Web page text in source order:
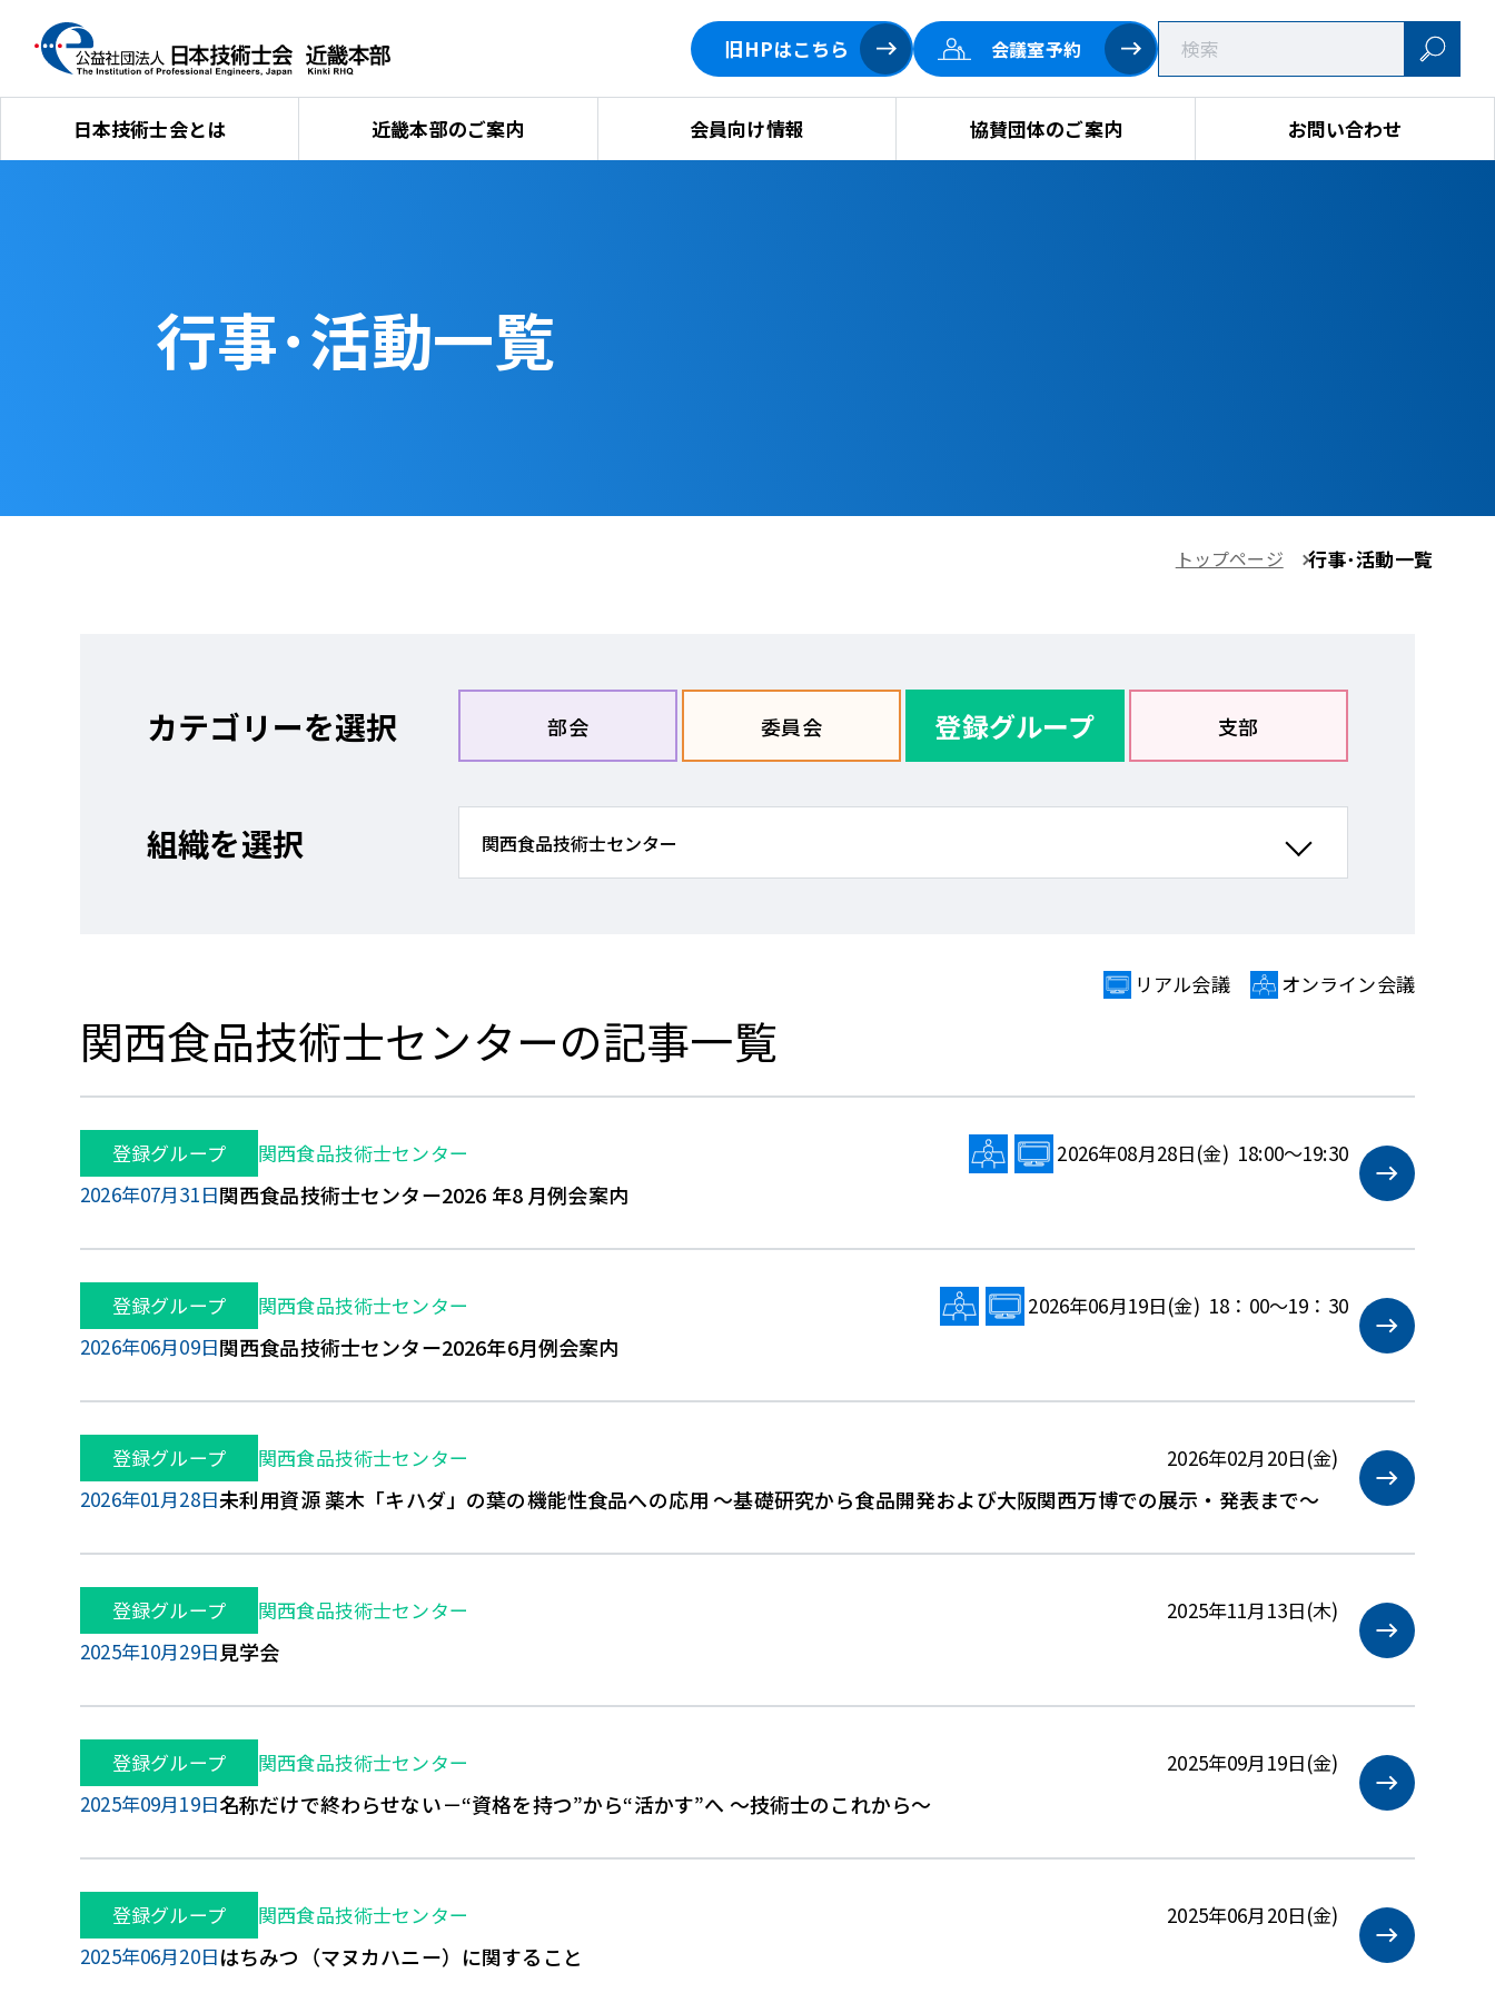
旧HPはこちら 会議室予約
日本技術士会とは 近畿本部のご案内 会員向け情報 協賛団体のご案内 お問い合わせ
行事･活動一覧
トップページ 行事･活動一覧
カテゴリーを選択 部会 委員会 登録グループ 支部
組織を選択
リアル会議 オンライン会議
関西食品技術士センターの記事一覧
登録グループ 関西食品技術士センター
2026年08月28日(金) 18:00～19:30
2026年07月31日関西食品技術士センター2026 年8 月例会案内
登録グループ 関西食品技術士センター
2026年06月19日(金) 18：00～19：30
2026年06月09日関西食品技術士センター2026年6月例会案内
登録グループ 関西食品技術士センター
2026年02月20日(金)
2026年01月28日未利用資源 薬木「キハダ」の葉の機能性食品への応用 ～基礎研究から食品開発および大阪関西万博での展示・発表まで～
登録グループ 関西食品技術士センター
2025年11月13日(木)
2025年10月29日 見学会
登録グループ 関西食品技術士センター
2025年09月19日(金)
2025年09月19日名称だけで終わらせない－“資格を持つ”から“活かす”へ ～技術士のこれから～
登録グループ 関西食品技術士センター
2025年06月20日(金)
2025年06月20日はちみつ（マヌカハニー）に関すること